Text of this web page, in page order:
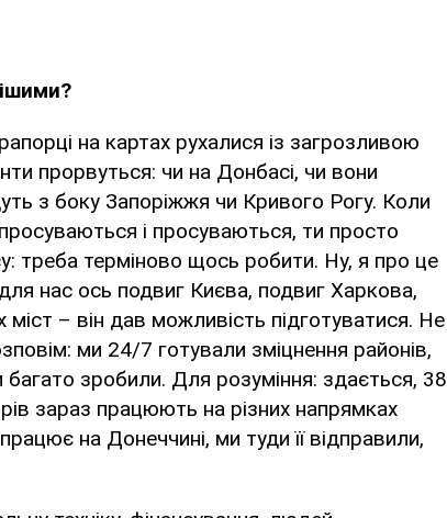
на картах рухалися із загрозливою
прорвуться: чи на Донбасі, чи вони
з боку Запоріжжя чи Кривого Рогу. Коли
і просуваються, ти просто
треба терміново щось робити. Ну, я про це
нас ось подвиг Києва, подвиг Харкова,
– він дав можливість підготуватися. Не
ми 24/7 готували зміцнення районів,
зробили. Для розуміння: здається, 38
зараз працюють на різних напрямках
на Донеччині, ми туди її відправили,